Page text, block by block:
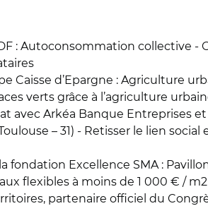
: Autoconsommation collective -
Caisse d’Epargne : Agriculture
verts grâce à l’agriculture
avec Arkéa Banque Entreprises et
– 31) - Retisser le lien social
fondation Excellence SMA :
flexibles à moins de 1 000 € / m2
partenaire officiel du